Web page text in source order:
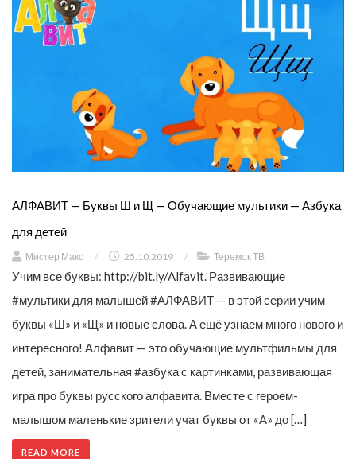
АЛФАВИТ — Буквы Ш и Щ — Обучающие мультики — Азбука
для детей
Мистер Макс / 25.10.2019 / Теремок ТВ
Учим все буквы: http://bit.ly/Alfavit. Развивающие
#мультики для малышей #АЛФАВИТ — в этой серии учим
буквы «Ш» и «Щ» и новые слова. А ещё узнаем много нового и
интересного! Алфавит — это обучающие мультфильмы для
детей, занимательная #азбука с картинками, развивающая
игра про буквы русского алфавита. Вместе с героем-
малышом маленькие зрители учат буквы от «А» до […]
READ MORE